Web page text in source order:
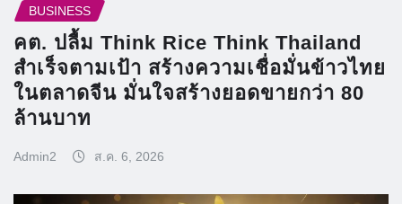
BUSINESS
คต. ปลื้ม Think Rice Think Thailand
สำเร็จตามเป้า สร้างความเชื่อมั่นข้าวไทย
ในตลาดจีน มั่นใจสร้างยอดขายกว่า 80
ล้านบาท
Admin2 ส.ค. 6, 2026